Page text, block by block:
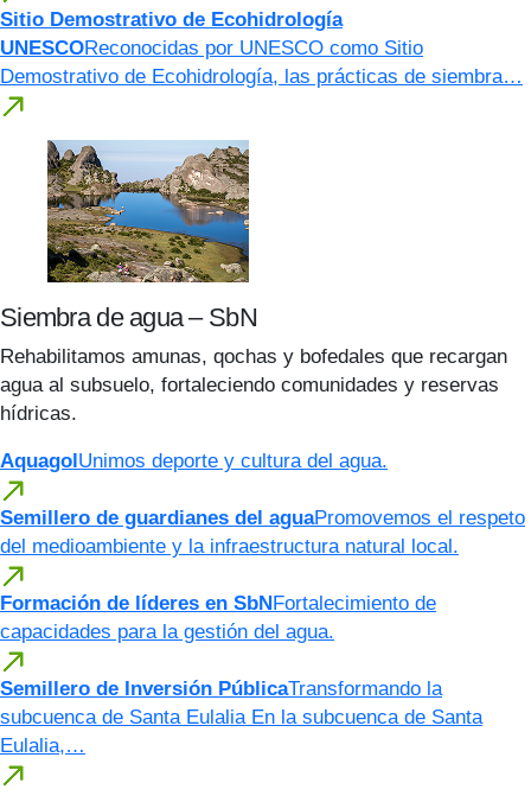
Sitio Demostrativo de Ecohidrología
UNESCOReconocidas por UNESCO como Sitio
Demostrativo de Ecohidrología, las prácticas de siembra…
Siembra de agua – SbN
Rehabilitamos amunas, qochas y bofedales que recargan
agua al subsuelo, fortaleciendo comunidades y reservas
hídricas.
AquagolUnimos deporte y cultura del agua.
Semillero de guardianes del aguaPromovemos el respeto
del medioambiente y la infraestructura natural local.
Formación de líderes en SbNFortalecimiento de
capacidades para la gestión del agua.
Semillero de Inversión PúblicaTransformando la
subcuenca de Santa Eulalia En la subcuenca de Santa
Eulalia,…